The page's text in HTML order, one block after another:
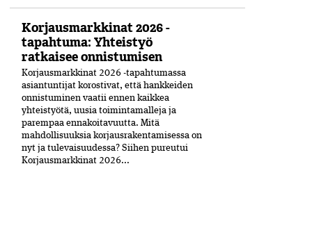
Korjausmarkkinat 2026 -
tapahtuma: Yhteistyö
ratkaisee onnistumisen
Korjausmarkkinat 2026 -tapahtumassa
asiantuntijat korostivat, että hankkeiden
onnistuminen vaatii ennen kaikkea
yhteistyötä, uusia toimintamalleja ja
parempaa ennakoitavuutta. Mitä
mahdollisuuksia korjausrakentamisessa on
nyt ja tulevaisuudessa? Siihen pureutui
Korjausmarkkinat 2026...